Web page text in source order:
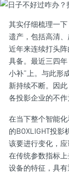
其实仔细梳理一
遗产，包括高清
近年来连续打头
具备。最近三四
小补”上。与此形
新持续不断。因
各投影企业的不作
在当下整个智能
的BOXLIGHT投
该要进行变化，
在传统参数指标
设备的特征，具